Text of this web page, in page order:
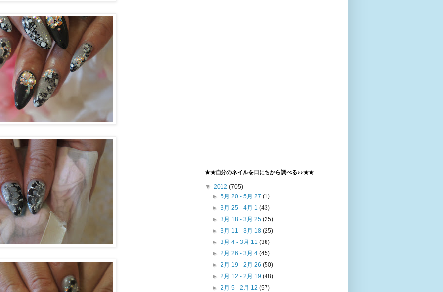
★★自分のネイルを日にちから調べる♪♪★★
▼ 2012 (705)
►5月 20 - 5月 27(1)
►3月 25 - 4月 1(43)
►3月 18 - 3月 25(25)
►3月 11 - 3月 18(25)
►3月 4 - 3月 11(38)
►2月 26 - 3月 4(45)
►2月 19 - 2月 26(50)
►2月 12 - 2月 19(48)
►2月 5 - 2月 12(57)